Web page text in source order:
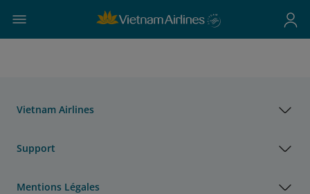
Vietnam Airlines
Support
Mentions Légales